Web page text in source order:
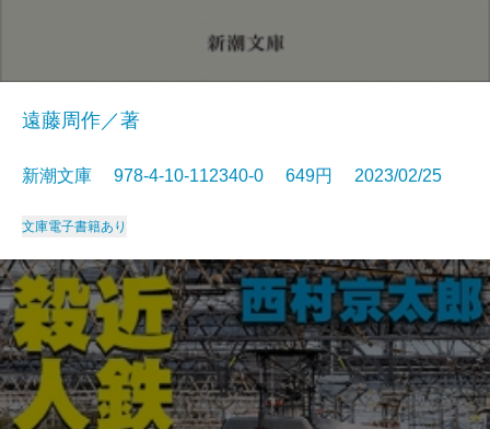
遠藤周作／著
新潮文庫 978-4-10-112340-0 649円 2023/02/25
文庫電子書籍あり